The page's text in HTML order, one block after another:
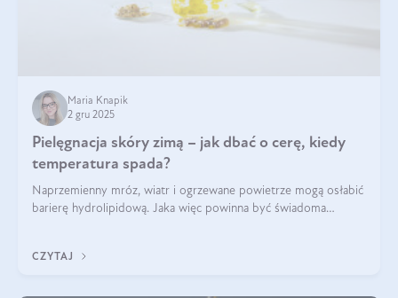
Maria Knapik
2 gru 2025
Pielęgnacja skóry zimą – jak dbać o cerę, kiedy
temperatura spada?
Naprzemienny mróz, wiatr i ogrzewane powietrze mogą osłabić
barierę hydrolipidową. Jaka więc powinna być świadoma
CZYTAJ